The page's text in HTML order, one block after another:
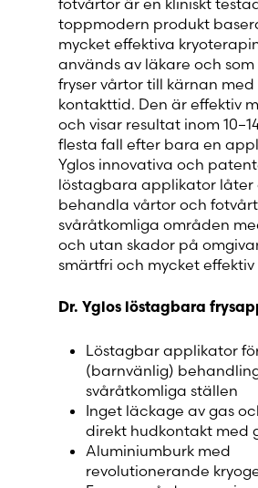
toppmodern produkt
mycket effektiva
används av läkare och
fryser vårtor till kärnan
kontakttid. Den är effektiv
och visar resultat inom
flesta fall efter bara en
Yglos innovativa och
löstagbara applikator låter
behandla vårtor och
svåråtkomliga områden
och utan skador på
smärtfri och mycket
Dr. Yglos löstagbara
Löstagbar applikator
(barnvänlig)
svåråtkomliga ställen
Inget läckage av gas
direkt hudkontakt med
Aluminiumburk med
revolutionerande